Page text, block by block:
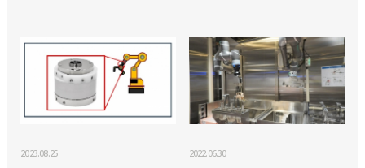
2023.08.25 2022.06.30